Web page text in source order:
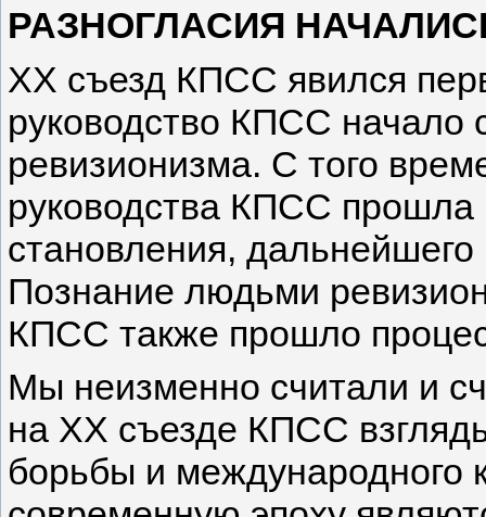
РАЗНОГЛАСИЯ
ХХ съезд КПСС явился
руководство КПСС начало
ревизионизма. С того
руководства КПСС прошла
становления,
Познание людьми
КПСС также прошло
Мы неизменно считали и
на ХХ съезде КПСС
борьбы и международного